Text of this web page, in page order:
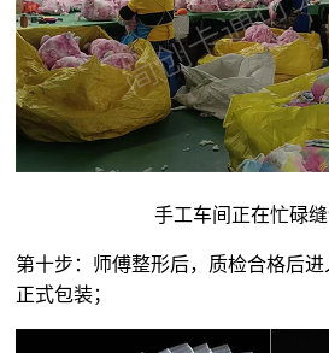
手工车间正在忙碌
第十步：师傅整形后，质检合格后
正式包装；